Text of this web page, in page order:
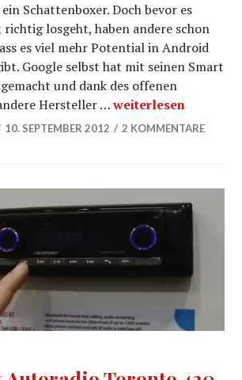
Schattenboxer. Doch bevor es
losgeht, haben andere schon
es viel mehr Potential in Android
Google selbst hat mit seinen Smart
und dank des offenen
Hersteller …Blaupunkt Android
weiterlesen
10. SEPTEMBER 2012 2 KOMMENTARE